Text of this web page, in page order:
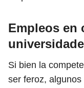
Empleos en
Si bien la
ser feroz,